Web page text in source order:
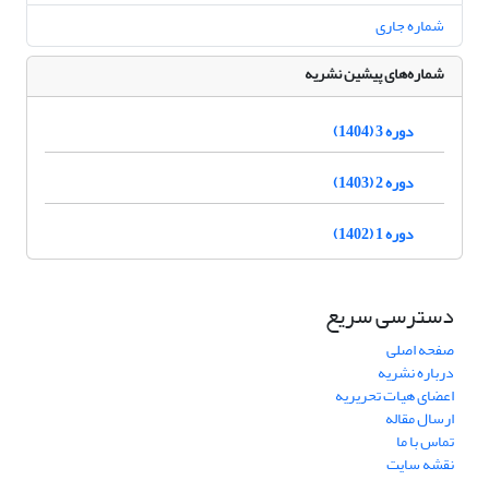
شماره جاری
شماره‌های پیشین نشریه
دوره 3 (1404)
دوره 2 (1403)
دوره 1 (1402)
دسترسی سریع
صفحه اصلی
درباره نشریه
اعضای هیات تحریریه
ارسال مقاله
تماس با ما
نقشه سایت